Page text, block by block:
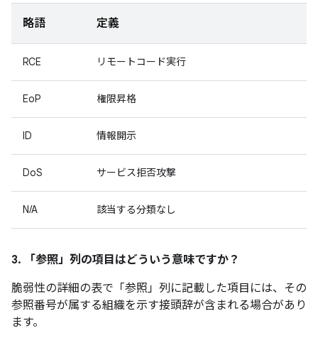
略語 定義
RCE リモートコード実行
EoP 権限昇格
ID 情報開示
DoS サービス拒否攻撃
N/A 該当する分類なし
3. 「参照」 列の項目はどういう意味ですか？
脆弱性の詳細の表で「参照」 列に記載した項目には、その
参照番号が属する組織を示す接頭辞が含まれる場合があり
ます。